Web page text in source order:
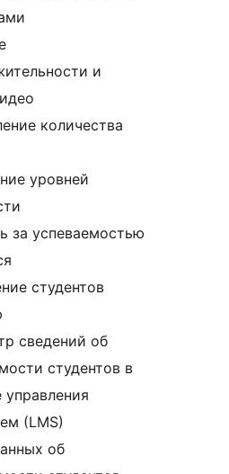
и
количества
уровней
за успеваемостью
студентов
сведений об
студентов в
управления
(LMS)
об